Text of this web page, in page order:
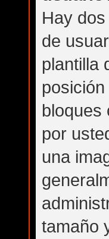
Hay
de
plantilla
bloques
por
una
tamaño